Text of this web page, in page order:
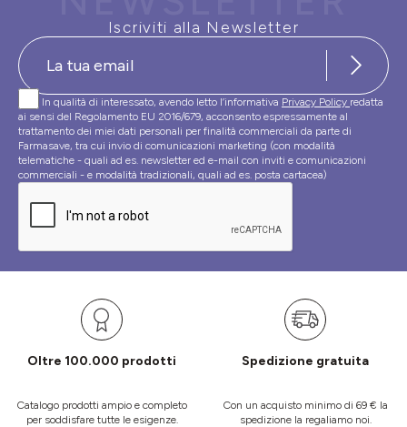
Iscriviti alla Newsletter
In qualità di interessato, avendo letto l’informativa Privacy Policy redatta
ai sensi del Regolamento EU 2016/679, acconsento espressamente al
trattamento dei miei dati personali per finalità commerciali da parte di
Farmasave, tra cui invio di comunicazioni marketing (con modalità
telematiche - quali ad es. newsletter ed e-mail con inviti e comunicazioni
commerciali - e modalità tradizionali, quali ad es. posta cartacea)
Oltre 100.000 prodotti
Catalogo prodotti ampio e completo
per soddisfare tutte le esigenze.
Spedizione gratuita
Con un acquisto minimo di 69 € la
spedizione la regaliamo noi.